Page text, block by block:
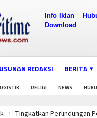
Info Iklan
Download
REDAKSI BERITA
RELIGI NEWS
Perlindungan Pekerja,